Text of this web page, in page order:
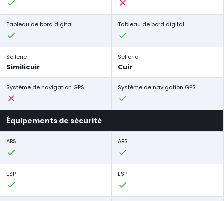
Tableau de bord digital Tableau de bord digital
Sellerie
Similicuir
Sellerie
Cuir
Système de navigation GPS Système de navigation GPS
Équipements de sécurité
ABS ABS
ESP ESP